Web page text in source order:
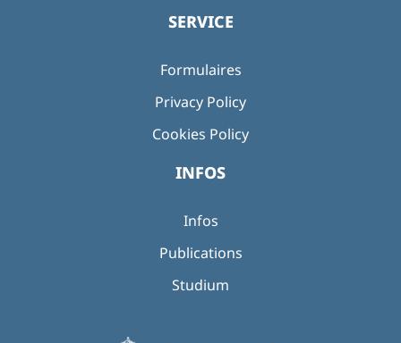
SERVICE
Formulaires
Privacy Policy
Cookies Policy
INFOS
Infos
Publications
Studium